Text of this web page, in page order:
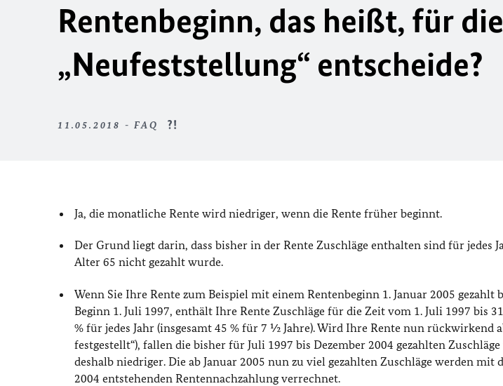
Rentenbeginn, das heißt, für die
„Neufeststellung“ entscheide?
11.05.2018 - FAQ
Ja, die monatliche Rente wird niedriger, wenn die Rente früher beginnt.
Der Grund liegt darin, dass bisher in der Rente Zuschläge enthalten sind für jedes
Alter 65 nicht gezahlt wurde.
Wenn Sie Ihre Rente zum Beispiel mit einem Rentenbeginn 1. Januar 2005
Beginn 1. Juli 1997, enthält Ihre Rente Zuschläge für die Zeit vom 1. Juli 1997 bis
% für jedes Jahr (insgesamt 45 % für 7 ½ Jahre). Wird Ihre Rente nun rückwirkend
festgestellt“), fallen die bisher für Juli 1997 bis Dezember 2004 gezahlten
deshalb niedriger. Die ab Januar 2005 nun zu viel gezahlten Zuschläge werden mit
2004 entstehenden Rentennachzahlung verrechnet.